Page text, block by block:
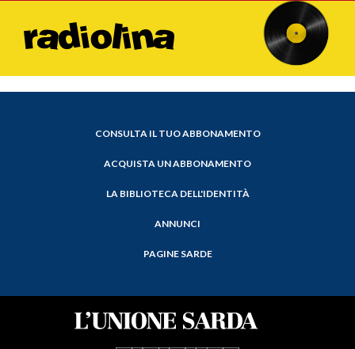
CONSULTA IL TUO ABBONAMENTO
ACQUISTA UN ABBONAMENTO
LA BIBLIOTECA DELL'IDENTITÀ
ANNUNCI
PAGINE SARDE